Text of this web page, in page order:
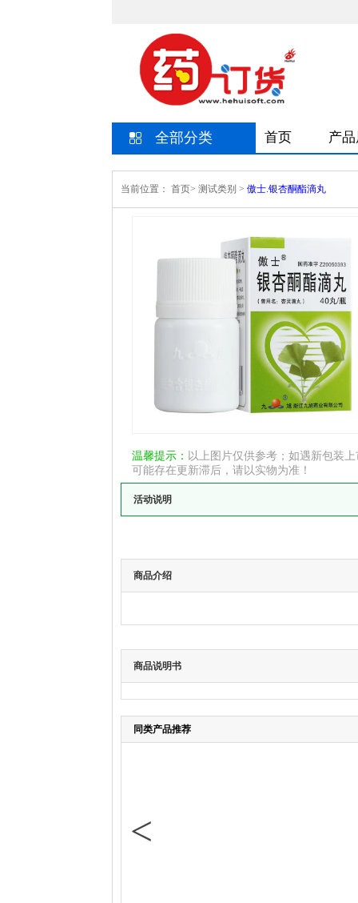
全部分类 首页 产
当前位置： 首页> 测试类别 > 傲士.银杏酮酯滴丸
温馨提示： 以上图片仅供参考；如遇新包装上
可能存在更新滞后，请以实物为准！
活动说明
商品介绍
商品说明书
同类产品推荐
<